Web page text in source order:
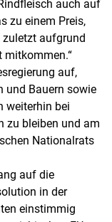
auch auf
zu einem Preis,
zuletzt aufgrund
mitkommen.“
auf,
und Bauern sowie
weiterhin bei
zu bleiben und am
Nationalrats
auf die
in der
einstimmig